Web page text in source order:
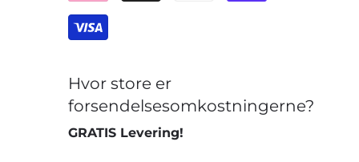
Hvor store er
forsendelsesomkostningerne?
GRATIS Levering!